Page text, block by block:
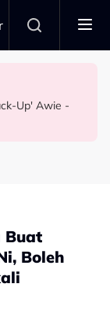
Kongsi
Jeling..."
Up' Awie -
Beri
Tahu & Tak
Buat
Boleh